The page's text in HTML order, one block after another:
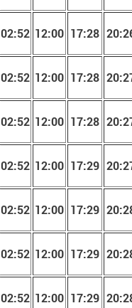
02:52 12:00 17:28
02:52 12:00 17:28
02:52 12:00 17:28
02:52 12:00 17:29
02:52 12:00 17:29
02:52 12:00 17:29
02:52 12:00 17:29